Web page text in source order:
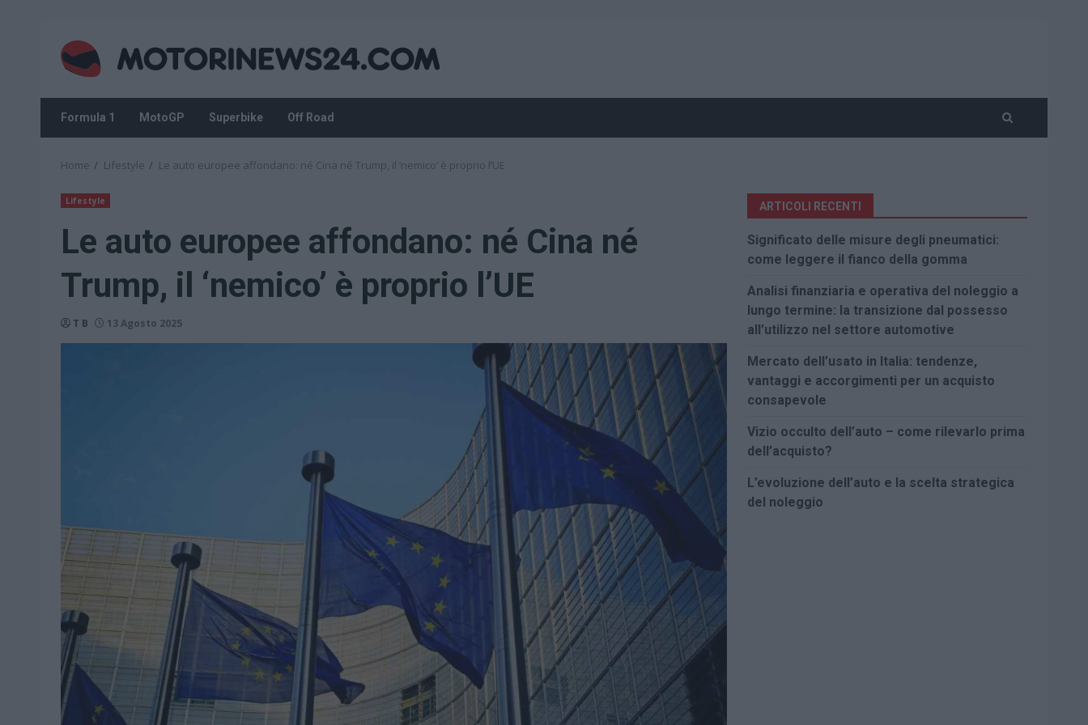
content
Formula 1 MotoGP Superbike Off Road
Home Lifestyle Le auto europee affondano: né Cina né Trump, il ‘nemico’ è proprio l’UE
Lifestyle
Le auto europee affondano: né Cina né
Trump, il ‘nemico’ è proprio l’UE
T B 13 Agosto 2025
ARTICOLI RECENTI
Significato delle misure degli pneumatici:
come leggere il fianco della gomma
Analisi finanziaria e operativa del noleggio a
lungo termine: la transizione dal possesso
all’utilizzo nel settore automotive
Mercato dell’usato in Italia: tendenze,
vantaggi e accorgimenti per un acquisto
consapevole
Vizio occulto dell’auto – come rilevarlo prima
dell’acquisto?
L’evoluzione dell’auto e la scelta strategica
del noleggio